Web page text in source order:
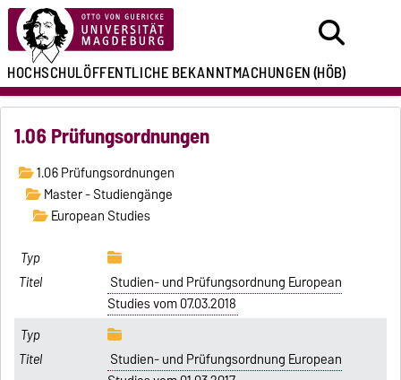
HOCHSCHULÖFFENTLICHEBEKANNTMACHUNGEN(HÖB)
1.06 Prüfungsordnungen
1.06 Prüfungsordnungen
Master - Studiengänge
European Studies
Studien- und Prüfungsordnung European
Studies vom 07.03.2018
Studien- und Prüfungsordnung European